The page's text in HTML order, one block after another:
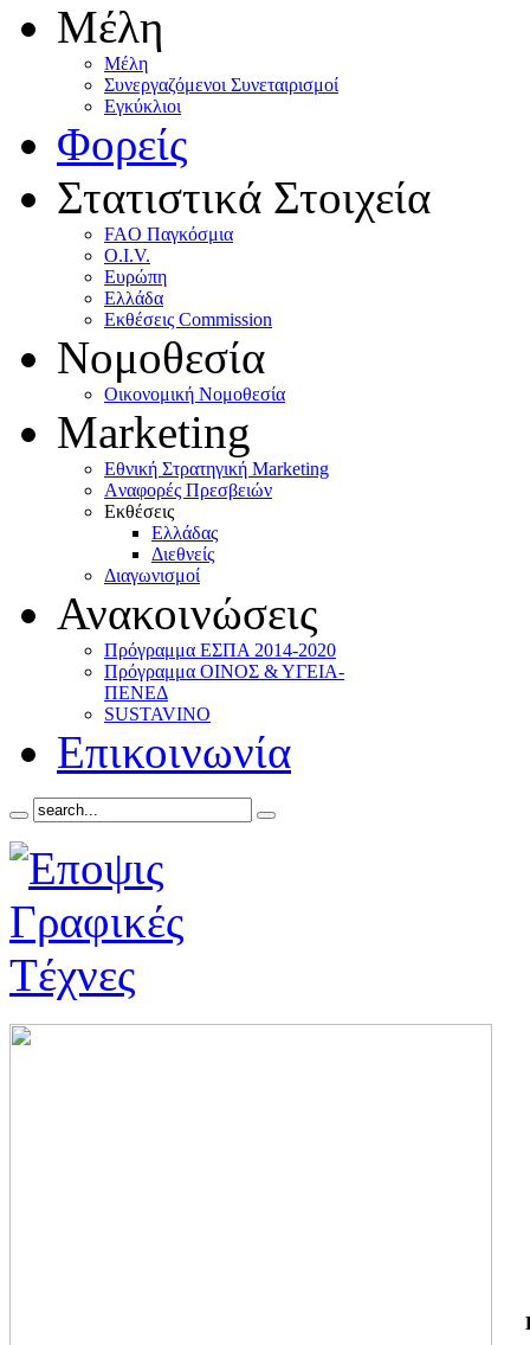
Μέλη
Mέλη
Συνεργαζόμενοι Συνεταιρισμοί
Εγκύκλιοι
Φορείς
Στατιστικά Στοιχεία
FAO Παγκόσμια
O.I.V.
Ευρώπη
Ελλάδα
Eκθέσεις Commission
Νομοθεσία
Οικονομική Νομοθεσία
Marketing
Eθνική Στρατηγική Marketing
Aναφορές Πρεσβειών
Eκθέσεις
Eλλάδας
Διεθνείς
Διαγωνισμοί
Ανακοινώσεις
Πρόγραμμα ΕΣΠΑ 2014-2020
Πρόγραμμα ΟΙΝΟΣ & ΥΓΕΙΑ-
ΠΕΝΕΔ
SUSTAVINO
Επικοινωνία